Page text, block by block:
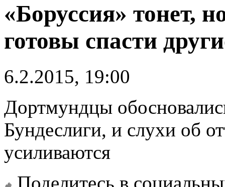
«Боруссия» тонет,
готовы спасти
6.2.2015, 19:00
Дортмундцы
Бундеслиги, и слухи об
усиливаются
Поделитесь в